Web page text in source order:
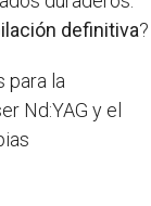
definitiva?
para la
Nd:YAG y el